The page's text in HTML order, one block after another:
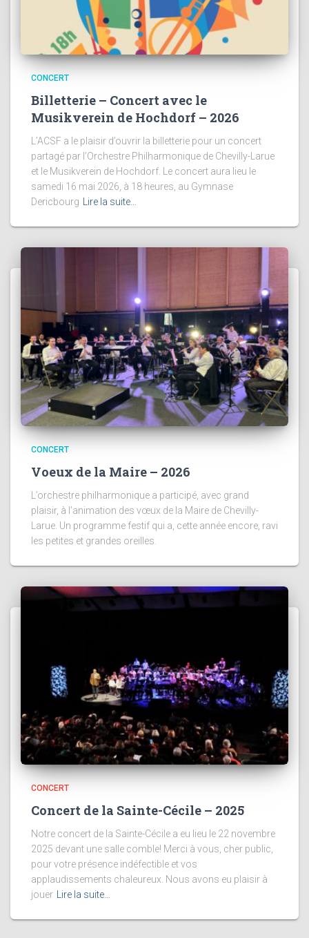
CONCERT
Billetterie – Concert avec le
Musikverein de Hochdorf – 2026
L’ACSF a le plaisir d’ouvrir la billetterie pour un concert
partagé par l’Orchestre Philharmonique de Chevilly-Larue
et le Musikverein de Hochdorf. Le concert aura lieu le
samedi 16 mai 2026, à 18 heures, au Gymnase
Dericbourg
Lire la suite…
CONCERT
Voeux de la Maire – 2026
L’orchestre philharmonique a participé, avec grand
plaisir, à l’animation des vœux de la Maire de Chevilly-
Larue. Un programme festif qui a, cette année encore, ravi
les petites et grandes oreilles.
CONCERT
Concert de la Sainte-Cécile – 2025
Notre concert de la Sainte-Cécile a eu lieu le 22 novembre
2025 devant une salle comble! Merci à vous, cher public,
pour votre présence indéfectible et vos
applaudissements chaleureux. Nous avons eu plaisir à
jouer Lire la suite…